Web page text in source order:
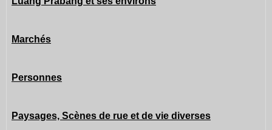
Marchés
Personnes
Paysages, Scènes de rue et de vie diverses